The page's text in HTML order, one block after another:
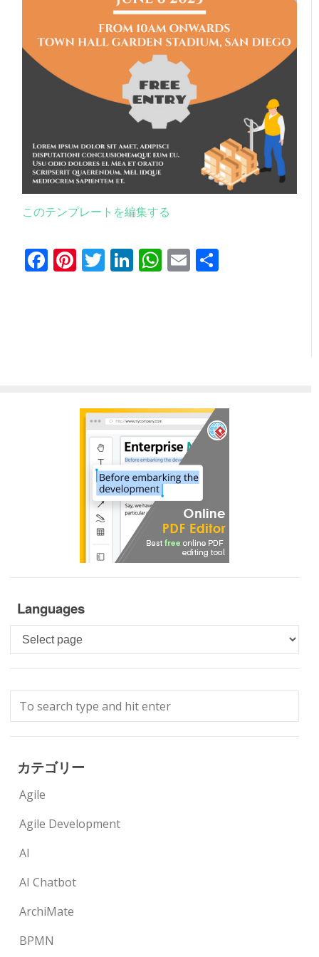
このテンプレートを編集する
Facebook
Pinterest
Twitter
LinkedIn
WhatsApp
Email
Languages
Languages
カテゴリー
Agile
Agile Development
AI
AI Chatbot
ArchiMate
BPMN